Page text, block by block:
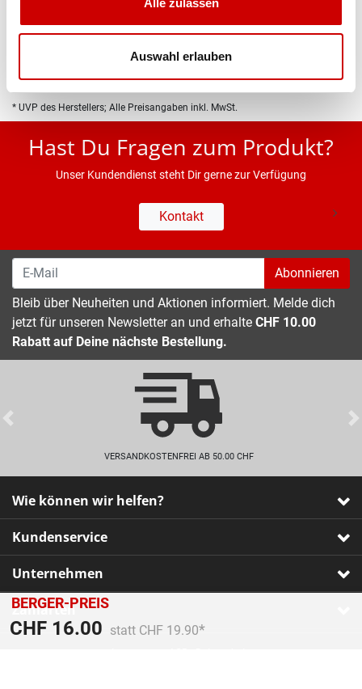
Alle zulassen
Auswahl erlauben
BERGER-PREIS
CHF 16.00 Preis reduziert von
statt CHF 19.90
An
* UVP des Herstellers; Alle Preisangaben inkl. MwSt.
Hast Du Fragen zum Produkt?
Unser Kundendienst steht Dir gerne zur Verfügung
Kontakt
Abonnieren
Bleib über Neuheiten und Aktionen informiert. Melde dich
jetzt für unseren Newsletter an und erhalte CHF 10.00
Rabatt auf Deine nächste Bestellung.
VERSANDKOSTENFREI AB 50.00 CHF
Previous
Wie können wir helfen?
Kundenservice
Unternehmen
Zahlarten